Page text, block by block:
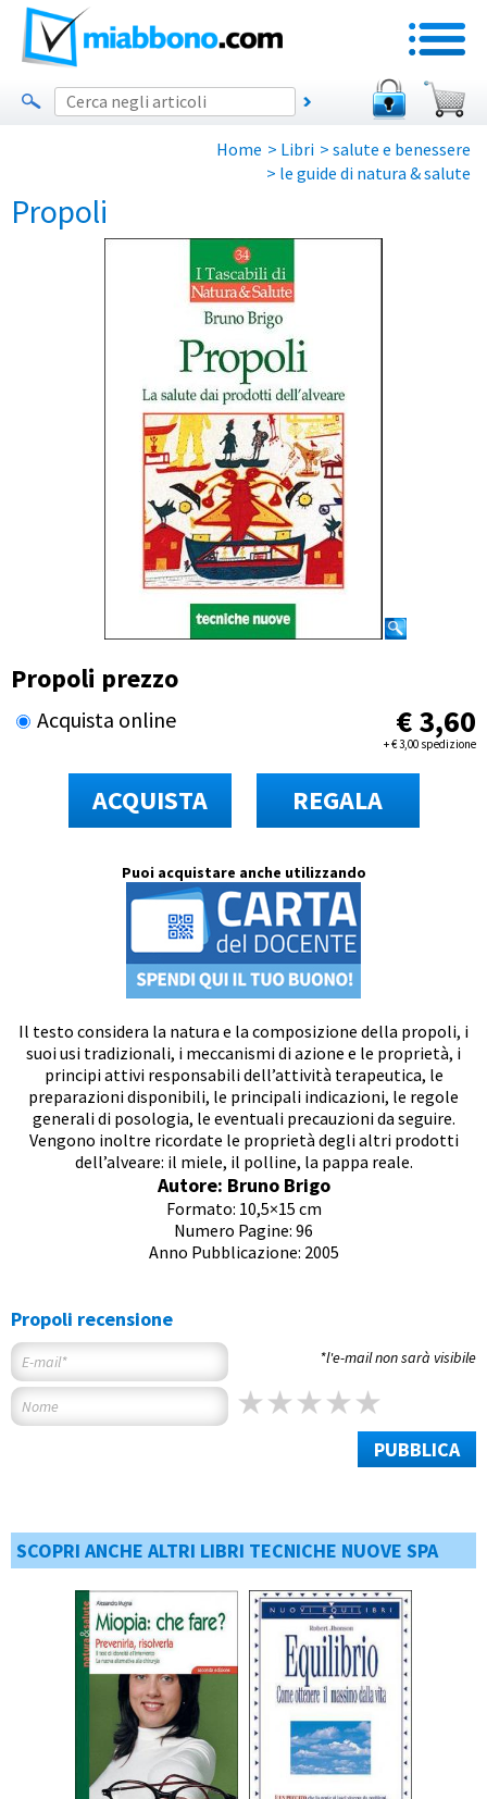
Home > Libri > salute e benessere
> le guide di natura & salute
Propoli
Propoli prezzo
Acquista online €3,60
+€3,00 spedizione
ACQUISTA REGALA
Puoi acquistare anche utilizzando
Il testo considera la natura e la composizione della propoli, i
suoi usi tradizionali, i meccanismi di azione e le proprietà, i
principi attivi responsabili dell’attività terapeutica, le
preparazioni disponibili, le principali indicazioni, le regole
generali di posologia, le eventuali precauzioni da seguire.
Vengono inoltre ricordate le proprietà degli altri prodotti
dell’alveare: il miele, il polline, la pappa reale.
Autore: Bruno Brigo
Formato: 10,5×15 cm
Numero Pagine: 96
Anno Pubblicazione: 2005
Propoli recensione
*l'e-mail non sarà visibile
PUBBLICA
SCOPRI ANCHE ALTRI LIBRI TECNICHE NUOVE SPA